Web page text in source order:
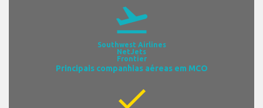
flight_takeoff
Southwest Airlines
NetJets
Frontier
Principais companhias aéreas em MCO
check